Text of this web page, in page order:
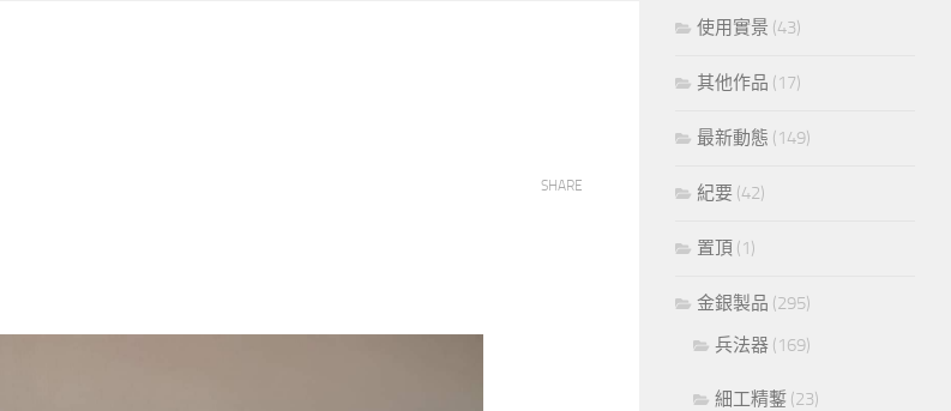
SHARE
使用實景 (43)
其他作品 (17)
最新動態 (149)
紀要 (42)
置頂 (1)
金銀製品 (295)
兵法器 (169)
細工精鏨 (23)